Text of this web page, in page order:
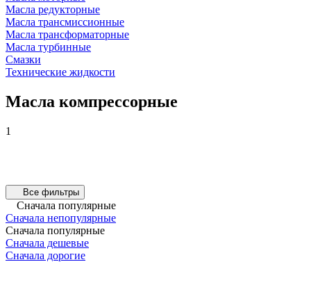
Масла редукторные
Масла трансмиссионные
Масла трансформаторные
Масла турбинные
Смазки
Технические жидкости
Масла компрессорные
1
Все фильтры
Сначала популярные
Сначала непопулярные
Сначала популярные
Сначала дешевые
Сначала дорогие